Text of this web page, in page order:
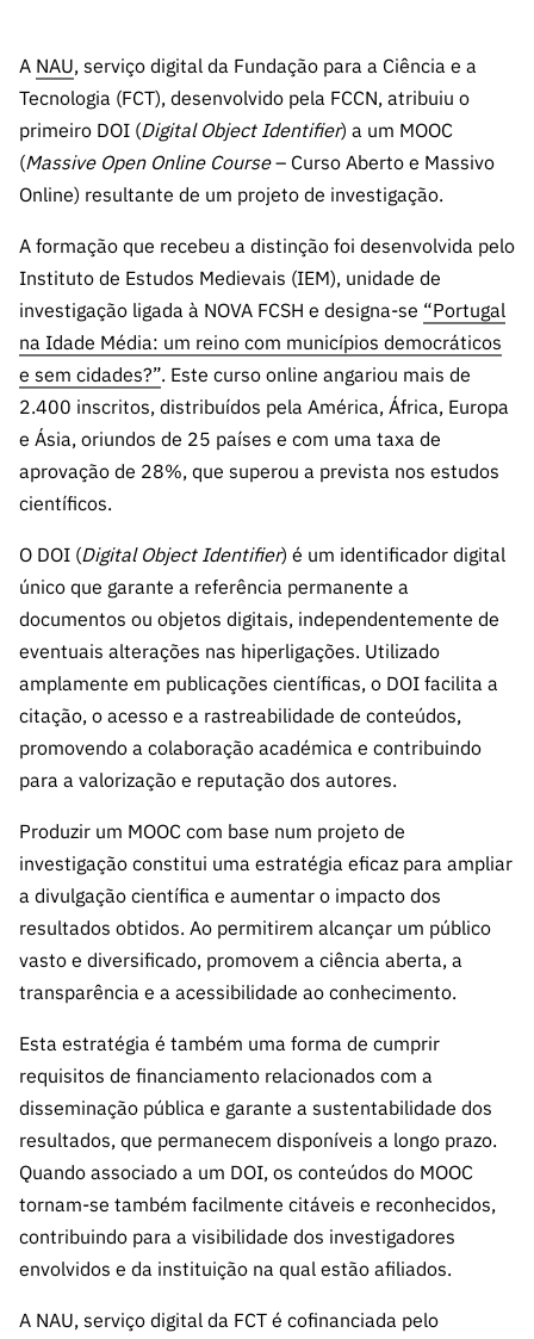
Subscrever
Direct Mail
de
Concursos
Comunicado
Aquisição
de
Serviços e
Parcerias
Consultas
Manifesta
Interesse
FCCN,
serviços
digitais da
FCT
Canais de
s
Apoios
PRR –
“Ciência +
“Ciência +
Capacitaç
ão”
A NAU, serviço digital da Fundação para a Ciência e a
Tecnologia (FCT), desenvolvido pela FCCN, atribuiu o
primeiro DOI (Digital Object Identifier) a um MOOC
(Massive Open Online Course– Curso Aberto e Massivo
Online) resultante de um projeto de investigação.
A formação que recebeu a distinção foi desenvolvida pelo
Instituto de Estudos Medievais (IEM), unidade de
investigação ligada à NOVA FCSH e designa-se “Portugal
na Idade Média: um reino com municípios democráticos
e sem cidades?”. Este curso online angariou mais de
2.400 inscritos, distribuídos pela América, África, Europa
e Ásia, oriundos de 25 países e com uma taxa de
aprovação de 28%, que superou a prevista nos estudos
científicos.
O DOI (Digital Object Identifier) é um identificador digital
único que garante a referência permanente a
documentos ou objetos digitais, independentemente de
eventuais alterações nas hiperligações. Utilizado
amplamente em publicações científicas, o DOI facilita a
citação, o acesso e a rastreabilidade de conteúdos,
promovendo a colaboração académica e contribuindo
para a valorização e reputação dos autores.
Produzir um MOOC com base num projeto de
investigação constitui uma estratégia eficaz para ampliar
a divulgação científica e aumentar o impacto dos
resultados obtidos. Ao permitirem alcançar um público
vasto e diversificado, promovem a ciência aberta, a
transparência e a acessibilidade ao conhecimento.
Esta estratégia é também uma forma de cumprir
requisitos de financiamento relacionados com a
disseminação pública e garante a sustentabilidade dos
resultados, que permanecem disponíveis a longo prazo.
Quando associado a um DOI, os conteúdos do MOOC
tornam-se também facilmente citáveis e reconhecidos,
contribuindo para a visibilidade dos investigadores
envolvidos e da instituição na qual estão afiliados.
A NAU, serviço digital da FCT é cofinanciada pelo